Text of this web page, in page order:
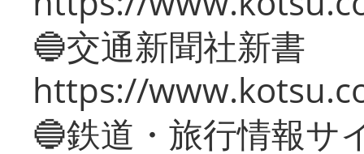
🔵交通新聞社新書
https://
🔵鉄道・旅行情報サ